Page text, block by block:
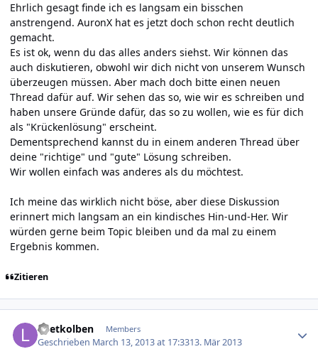
Ehrlich gesagt finde ich es langsam ein bisschen
anstrengend. AuronX hat es jetzt doch schon recht deutlich
gemacht.
Es ist ok, wenn du das alles anders siehst. Wir können das
auch diskutieren, obwohl wir dich nicht von unserem Wunsch
überzeugen müssen. Aber mach doch bitte einen neuen
Thread dafür auf. Wir sehen das so, wie wir es schreiben und
haben unsere Gründe dafür, das so zu wollen, wie es für dich
als "Krückenlösung" erscheint.
Dementsprechend kannst du in einem anderen Thread über
deine "richtige" und "gute" Lösung schreiben.
Wir wollen einfach was anderes als du möchtest.
Ich meine das wirklich nicht böse, aber diese Diskussion
erinnert mich langsam an ein kindisches Hin-und-Her. Wir
würden gerne beim Topic bleiben und da mal zu einem
Ergebnis kommen.
Zitieren
Loetkolben Members
Geschrieben March 13, 2013 at 17:3313. Mär 2013